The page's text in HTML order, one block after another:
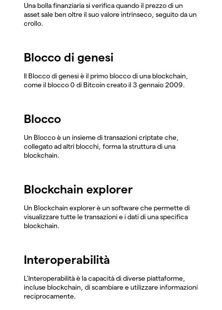
Una bolla finanziaria si verifica quando il prezzo di un
asset sale ben oltre il suo valore intrinseco, seguito da un
crollo.
Blocco di genesi
Il Blocco di genesi è il primo blocco di una blockchain,
come il blocco 0 di Bitcoin creato il 3 gennaio 2009.
Blocco
Un Blocco è un insieme di transazioni criptate che,
collegato ad altri blocchi, forma la struttura di una
blockchain.
Blockchain explorer
Un Blockchain explorer è un software che permette di
visualizzare tutte le transazioni e i dati di una specifica
blockchain.
Interoperabilità
L'Interoperabilità è la capacità di diverse piattaforme,
incluse blockchain, di scambiare e utilizzare informazioni
reciprocamente.